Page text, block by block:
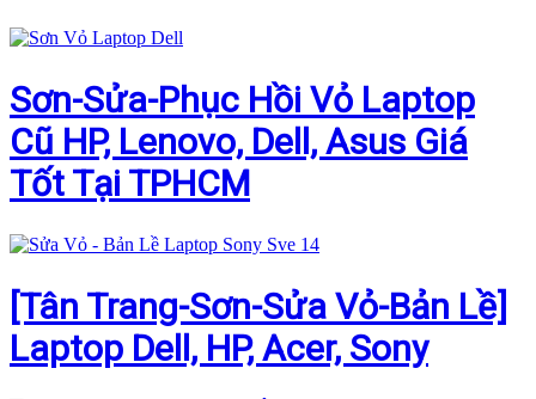
Sơn-Sửa-Phục Hồi Vỏ Laptop
Cũ HP, Lenovo, Dell, Asus Giá
Tốt Tại TPHCM
[Tân Trang-Sơn-Sửa Vỏ-Bản Lề]
Laptop Dell, HP, Acer, Sony